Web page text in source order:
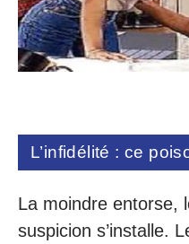
L’infidélité : ce
La moindre entorse,
suspicion s’installe.